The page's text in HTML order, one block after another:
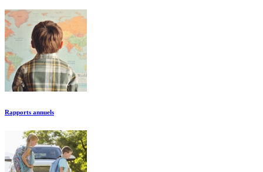
Rapports annuels